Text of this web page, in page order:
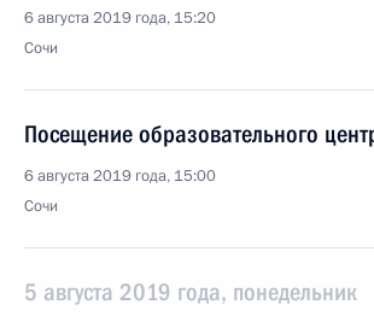
6 августа 2019 года, 15:20
Сочи
Посещение образовательного
6 августа 2019 года, 15:00
Сочи
5 августа 2019 года, понедельник